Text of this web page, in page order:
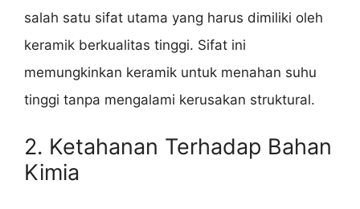
salah satu sifat utama yang harus dimiliki oleh
keramik berkualitas tinggi. Sifat ini
memungkinkan keramik untuk menahan suhu
tinggi tanpa mengalami kerusakan struktural.
2. Ketahanan Terhadap Bahan
Kimia